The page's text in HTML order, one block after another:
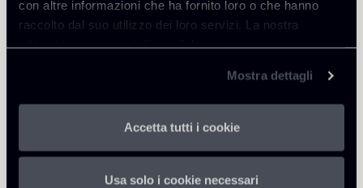
con altre informazioni che ha fornito loro o che hanno
raccolto dal suo utilizzo dei loro servizi. La nostra
informativa privacy è disponibilequi.
Mostra dettagli
Accetta tutti i cookie
Usa solo i cookie necessari
volte ad evitare che la fusione determini effetti
L’Autorità ha vietato l’operazione di acquisizione
da parte del Gruppo di Seat Pagine Gialle del